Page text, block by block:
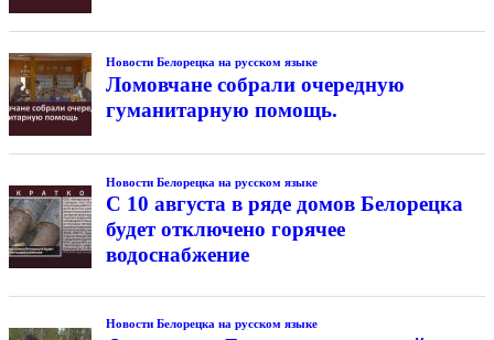
Новости Белорецка на русском языке
Ломовчане собрали очередную
гуманитарную помощь.
Новости Белорецка на русском языке
С 10 августа в ряде домов Белорецка
будет отключено горячее
водоснабжение
Новости Белорецка на русском языке